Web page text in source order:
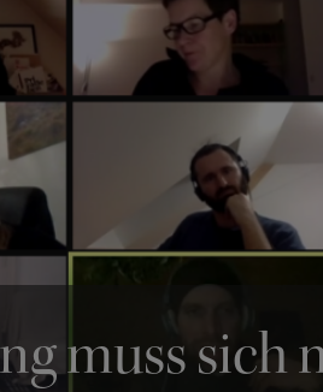
muss sich